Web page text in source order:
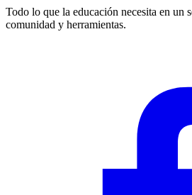
Todo lo que la educación necesita en un
comunidad y herramientas.